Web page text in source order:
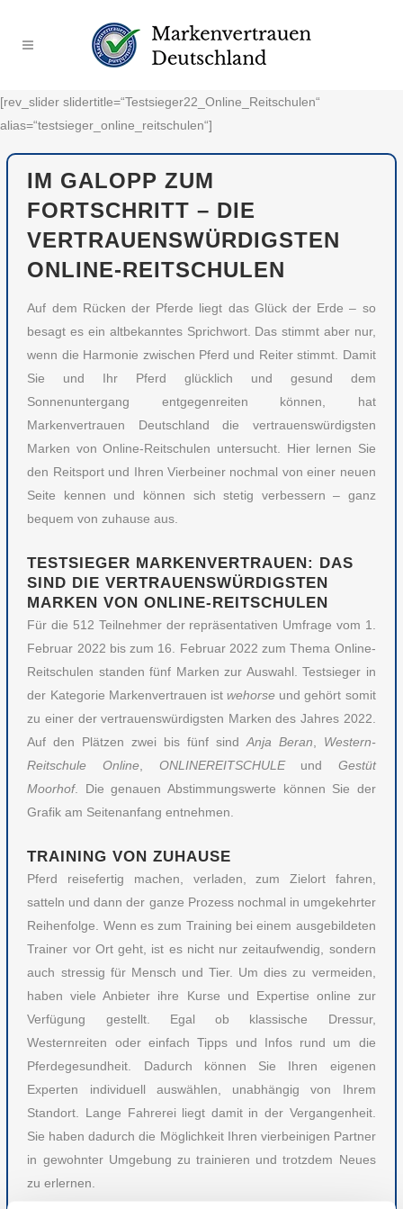
[rev_slider slidertitle=“Testsieger22_Online_Reitschulen“
alias=“testsieger_online_reitschulen“]
IM GALOPP ZUM
FORTSCHRITT – DIE
VERTRAUENSWÜRDIGSTEN
ONLINE-REITSCHULEN
Auf dem Rücken der Pferde liegt das Glück der Erde – so
besagt es ein altbekanntes Sprichwort. Das stimmt aber nur,
wenn die Harmonie zwischen Pferd und Reiter stimmt. Damit
Sie und Ihr Pferd glücklich und gesund dem
Sonnenuntergang entgegenreiten können, hat
Markenvertrauen Deutschland die vertrauenswürdigsten
Marken von Online-Reitschulen untersucht. Hier lernen Sie
den Reitsport und Ihren Vierbeiner nochmal von einer neuen
Seite kennen und können sich stetig verbessern – ganz
bequem von zuhause aus.
TESTSIEGER MARKENVERTRAUEN: DAS
SIND DIE VERTRAUENSWÜRDIGSTEN
MARKEN VON ONLINE-REITSCHULEN
Für die 512 Teilnehmer der repräsentativen Umfrage vom 1.
Februar 2022 bis zum 16. Februar 2022 zum Thema Online-
Reitschulen standen fünf Marken zur Auswahl. Testsieger in
der Kategorie Markenvertrauen istwehorse und gehört somit
zu einer der vertrauenswürdigsten Marken des Jahres 2022.
Auf den Plätzen zwei bis fünf sind Anja Beran
Western-
Reitschule Online, ONLINEREITSCHULEund Gestüt
Moorhof. Die genauen Abstimmungswerte können Sie der
Grafik am Seitenanfang entnehmen.
TRAINING VON ZUHAUSE
Pferd reisefertig machen, verladen, zum Zielort fahren,
satteln und dann der ganze Prozess nochmal in umgekehrter
Reihenfolge. Wenn es zum Training bei einem ausgebildeten
Trainer vor Ort geht, ist es nicht nur zeitaufwendig, sondern
auch stressig für Mensch und Tier. Um dies zu vermeiden,
haben viele Anbieter ihre Kurse und Expertise online zur
Verfügung gestellt. Egal ob klassische Dressur,
Westernreiten oder einfach Tipps und Infos rund um die
Pferdegesundheit. Dadurch können Sie Ihren eigenen
Experten individuell auswählen, unabhängig von Ihrem
Standort. Lange Fahrerei liegt damit in der Vergangenheit.
Sie haben dadurch die Möglichkeit Ihren vierbeinigen Partner
in gewohnter Umgebung zu trainieren und trotzdem Neues
zu erlernen.